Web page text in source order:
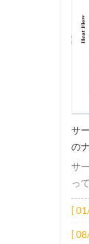
サ
の
サ
っ
す
ま
こ
[
[